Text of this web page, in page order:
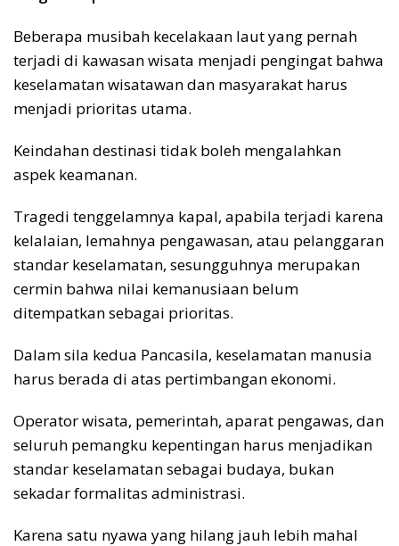
Beberapa musibah kecelakaan laut yang pernah
terjadi di kawasan wisata menjadi pengingat bahwa
keselamatan wisatawan dan masyarakat harus
menjadi prioritas utama.
Keindahan destinasi tidak boleh mengalahkan
aspek keamanan.
Tragedi tenggelamnya kapal, apabila terjadi karena
kelalaian, lemahnya pengawasan, atau pelanggaran
standar keselamatan, sesungguhnya merupakan
cermin bahwa nilai kemanusiaan belum
ditempatkan sebagai prioritas.
Dalam sila kedua Pancasila, keselamatan manusia
harus berada di atas pertimbangan ekonomi.
Operator wisata, pemerintah, aparat pengawas, dan
seluruh pemangku kepentingan harus menjadikan
standar keselamatan sebagai budaya, bukan
sekadar formalitas administrasi.
Karena satu nyawa yang hilang jauh lebih mahal